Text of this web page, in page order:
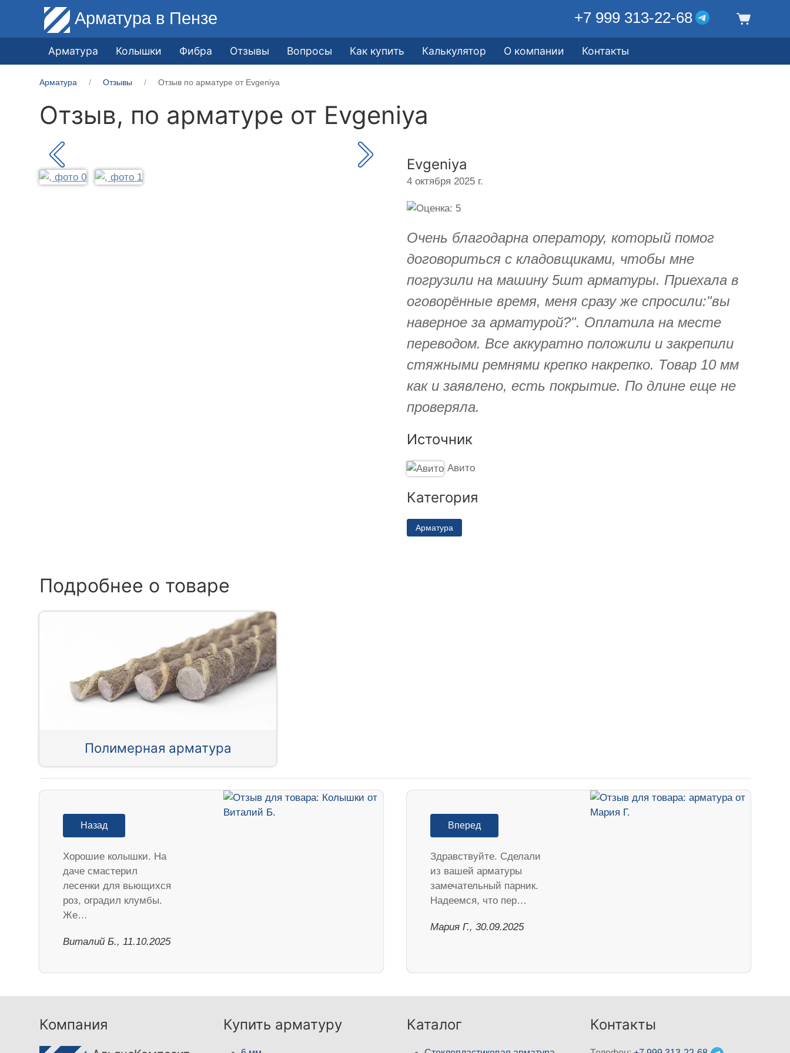
Арматура в Пензе +7 999 313-22-68
Арматура Колышки Фибра Отзывы Вопросы Как купить Калькулятор О компании Контакты
Арматура Отзывы Отзыв по арматуре от Evgeniya
Отзыв, по арматуре от Evgeniya
Evgeniya
4 октября 2025 г.
Очень благодарна оператору, который помог
договориться с кладовщиками, чтобы мне
погрузили на машину 5шт арматуры. Приехала в
оговорённые время, меня сразу же спросили:"вы
наверное за арматурой?". Оплатила на месте
переводом. Все аккуратно положили и закрепили
стяжными ремнями крепко накрепко. Товар 10 мм
как и заявлено, есть покрытие. По длине еще не
проверяла.
Источник
Авито
Категория
Арматура
Подробнее о товаре
Полимерная арматура
Назад
Хорошие колышки. На
даче смастерил
лесенки для вьющихся
роз, оградил клумбы.
Же…
Виталий Б., 11.10.2025
Вперед
Здравствуйте. Сделали
из вашей арматуры
замечательный парник.
Надеемся, что пер…
Мария Г., 30.09.2025
Компания Купить арматуру Каталог Контакты